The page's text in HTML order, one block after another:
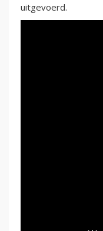
uitgevoerd.